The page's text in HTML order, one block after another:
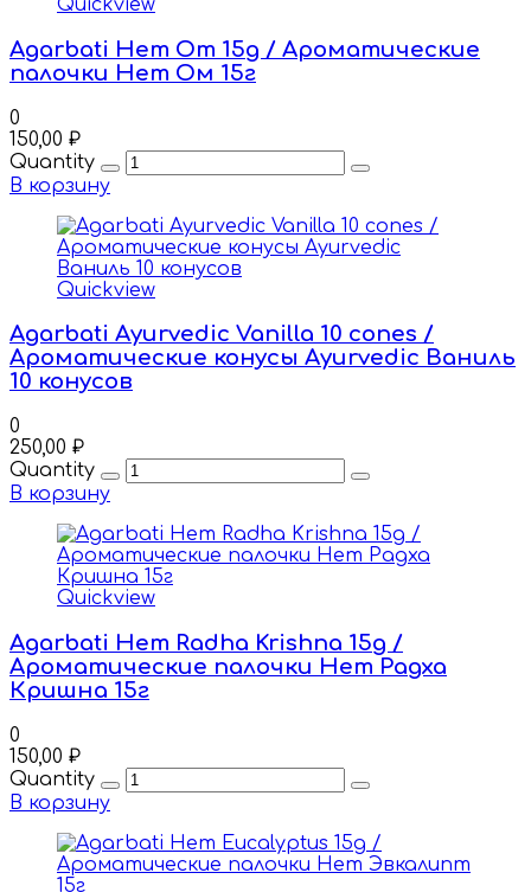
Quickview
Agarbati Hem Om 15g / Ароматические
палочки Hem Ом 15г
0
150,00 ₽
Quantity
В корзину
Quickview
Agarbati Ayurvedic Vanilla 10 cones /
Ароматические конусы Ayurvedic Ваниль
10 конусов
0
250,00 ₽
Quantity
В корзину
Quickview
Agarbati Hem Radha Krishna 15g /
Ароматические палочки Hem Радха
Кришна 15г
0
150,00 ₽
Quantity
В корзину